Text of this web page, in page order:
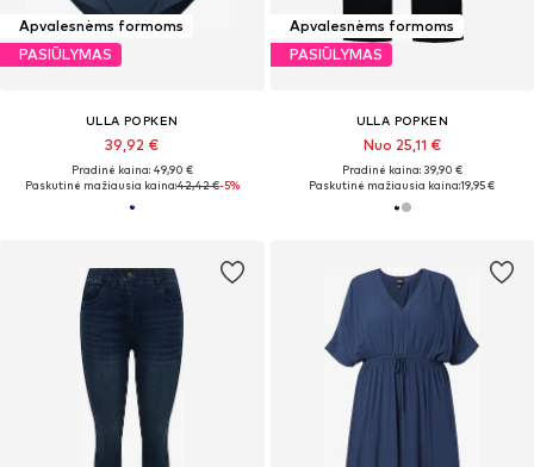
Apvalesnėms formoms
PASIŪLYMAS
ULLA POPKEN
39,92 €
Pradinė kaina: 49,90 €
Paskutinė mažiausia kaina:42,42 €-5%
Apvalesnėms formoms
PASIŪLYMAS
ULLA POPKEN
Nuo 25,11 €
Pradinė kaina: 39,90 €
Paskutinė mažiausia kaina:19,95 €